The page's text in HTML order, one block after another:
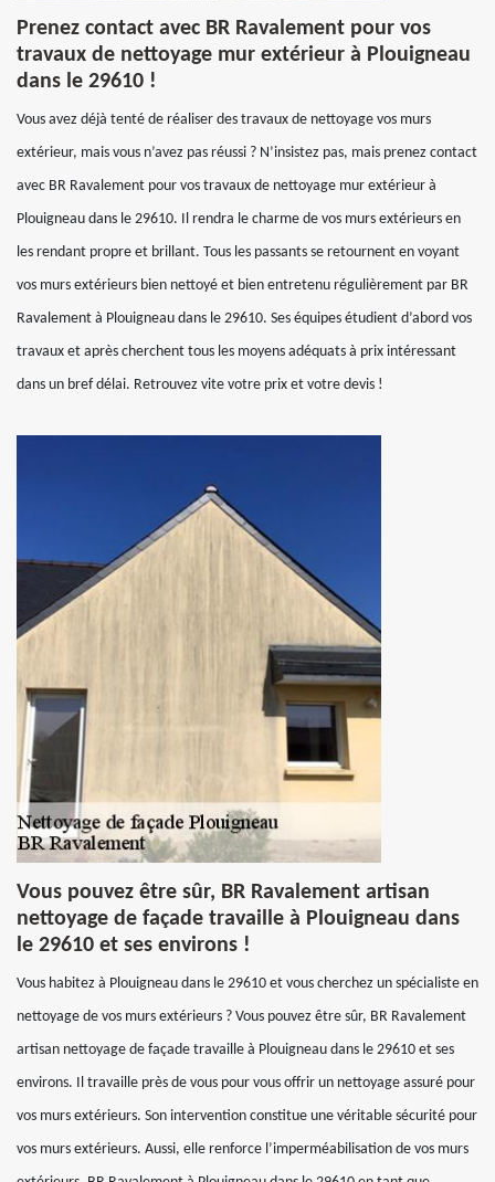
Prenez contact avec BR Ravalement pour vos
travaux de nettoyage mur extérieur à Plouigneau
dans le 29610 !
Vous avez déjà tenté de réaliser des travaux de nettoyage vos murs
extérieur, mais vous n’avez pas réussi ? N’insistez pas, mais prenez contact
avec BR Ravalement pour vos travaux de nettoyage mur extérieur à
Plouigneau dans le 29610. Il rendra le charme de vos murs extérieurs en
les rendant propre et brillant. Tous les passants se retournent en voyant
vos murs extérieurs bien nettoyé et bien entretenu régulièrement par BR
Ravalement à Plouigneau dans le 29610. Ses équipes étudient d’abord vos
travaux et après cherchent tous les moyens adéquats à prix intéressant
dans un bref délai. Retrouvez vite votre prix et votre devis !
Vous pouvez être sûr, BR Ravalement artisan
nettoyage de façade travaille à Plouigneau dans
le 29610 et ses environs !
Vous habitez à Plouigneau dans le 29610 et vous cherchez un spécialiste en
nettoyage de vos murs extérieurs ? Vous pouvez être sûr, BR Ravalement
artisan nettoyage de façade travaille à Plouigneau dans le 29610 et ses
environs. Il travaille près de vous pour vous offrir un nettoyage assuré pour
vos murs extérieurs. Son intervention constitue une véritable sécurité pour
vos murs extérieurs. Aussi, elle renforce l’imperméabilisation de vos murs